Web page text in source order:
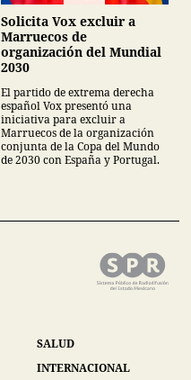
Solicita Vox excluir a
Marruecos de
organización del Mundial
2030
El partido de extrema derecha
español Vox presentó una
iniciativa para excluir a
Marruecos de la organización
conjunta de la Copa del Mundo
de 2030 con España y Portugal.
SALUD
INTERNACIONAL